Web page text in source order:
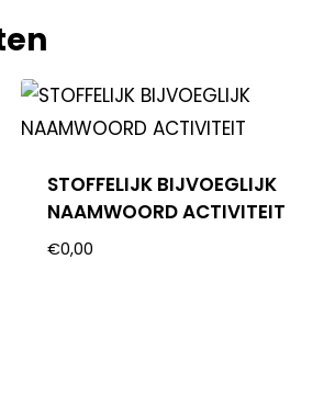
STOFFELIJK BIJVOEGLIJK
NAAMWOORD ACTIVITEIT
€0,00